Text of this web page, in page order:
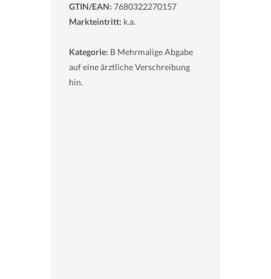
GTIN/EAN: 7680322270157
Markteintritt: k.a.
Kategorie: B Mehrmalige Abgabe
auf eine ärztliche Verschreibung
hin.